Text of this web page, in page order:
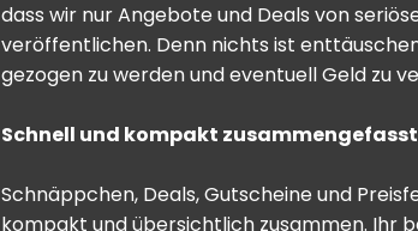
dass wir nur Angebote und Deals von
veröffentlichen. Denn nichts ist
gezogen zu werden und eventuell Geld zu
Schnell und kompakt zusammengefasst
Schnäppchen, Deals, Gutscheine und
kompakt und übersichtlich zusammen. Ihr